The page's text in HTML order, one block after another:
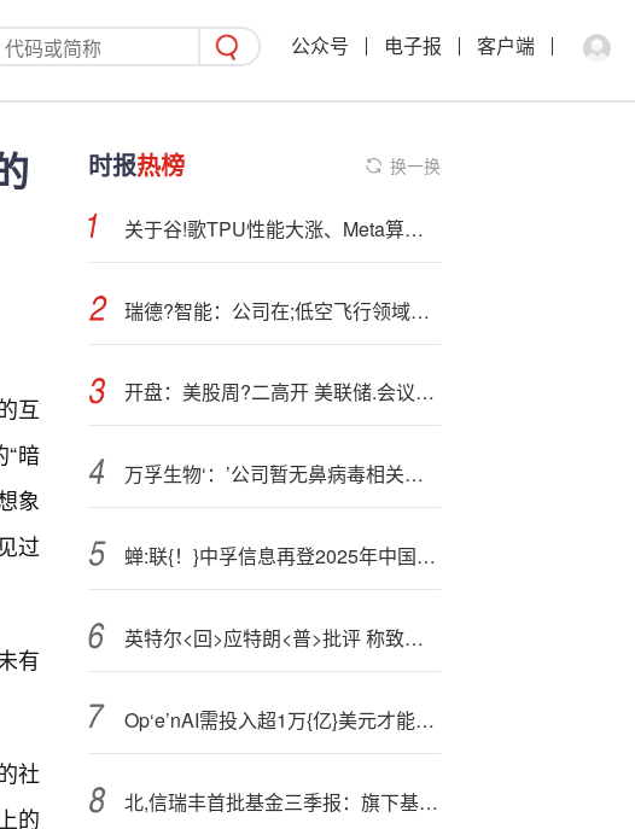
公众号 电子报 客户端
互
暗
象
过
有
社
的
时报热榜 换一换
关于谷!歌TPU性能大涨、Meta算力投资、光模块、以太网推动Scale Up...，一文读懂Hot Chips 2025大会要点
瑞德?智能：公司在;低空飞行领域的产品与技术正处于前期研发阶段
开盘：美股周?二高开 美联储.会议即将开幕
万孚生物‘：’公司暂无鼻病毒相关检测产品
蝉:联{！}中孚信息再登2025年中国网络安全市场100强榜单
英特尔<回>应特朗<普>批评 称致力于推进美国国家和经济安全
Op‘e’nAI需投入超1万{亿}美元才能兑现算力承诺，现金或难以为继
北,信瑞丰首批基金三季报：旗下基金业绩首尾相差超87%，北信瑞丰优势行业年内收益逾84%领跑